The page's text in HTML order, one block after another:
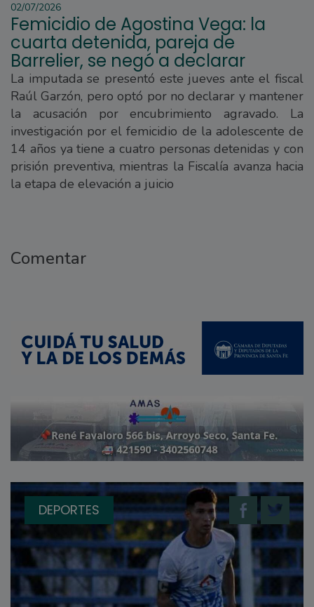
02/07/2026
Femicidio de Agostina Vega: la
cuarta detenida, pareja de
Barrelier, se negó a declarar
La imputada se presentó este jueves ante el fiscal
Raúl Garzón, pero optó por no declarar y mantener
la acusación por encubrimiento agravado. La
investigación por el femicidio de la adolescente de
14 años ya tiene a cuatro personas detenidas y con
prisión preventiva, mientras la Fiscalía avanza hacia
la etapa de elevación a juicio
Comentar
DEPORTES